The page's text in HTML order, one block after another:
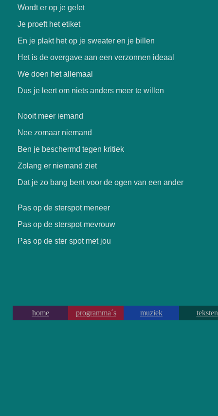
Wordt er op je gelet
Je proeft het etiket
En je plakt het op je sweater en je billen
Het is de overgave aan een verzonnen ideaal
We doen het allemaal
Dus je leert om niets anders meer te willen
Nooit meer iemand
Nee zomaar niemand
Ben je beschermd tegen kritiek
Zolang er niemand ziet
Dat je zo bang bent voor de ogen van een ander
Pas op de sterspot meneer
Pas op de sterspot mevrouw
Pas op de ster spot met jou
home programma´s muziek teksten